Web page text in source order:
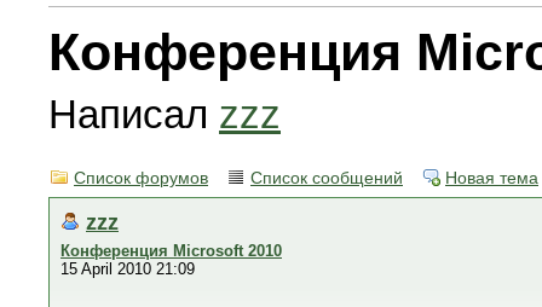
Конференция
Написал zzz
Список форумов Список сообщений Новая тема
zzz
Конференция Microsoft 2010
15 April 2010 21:09